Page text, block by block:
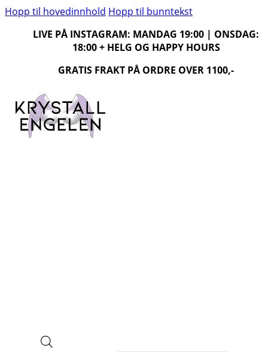
Hopp til hovedinnhold Hopp til bunntekst
LIVE PÅ INSTAGRAM: MANDAG 19:00 | ONSDAG:
18:00 + HELG OG HAPPY HOURS
GRATIS FRAKT PÅ ORDRE OVER 1100,-